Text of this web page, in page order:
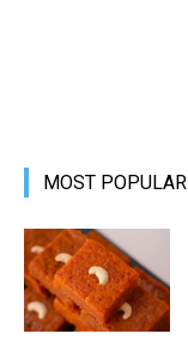
MOST POPULAR